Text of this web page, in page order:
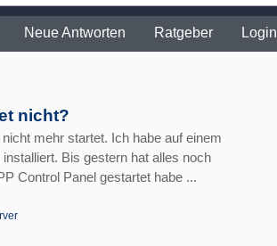
Neue Antworten Ratgeber Login
nicht?
mehr startet. Ich habe auf einem
Bis gestern hat alles noch
Control Panel gestartet habe ...